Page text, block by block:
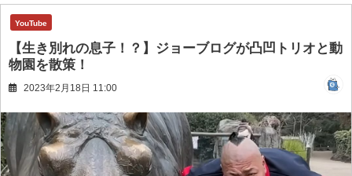
YouTube
【生き別れの息子！？】ジョーブログが凸凹トリオと動
物園を散策！
2023年2月18日 11:00